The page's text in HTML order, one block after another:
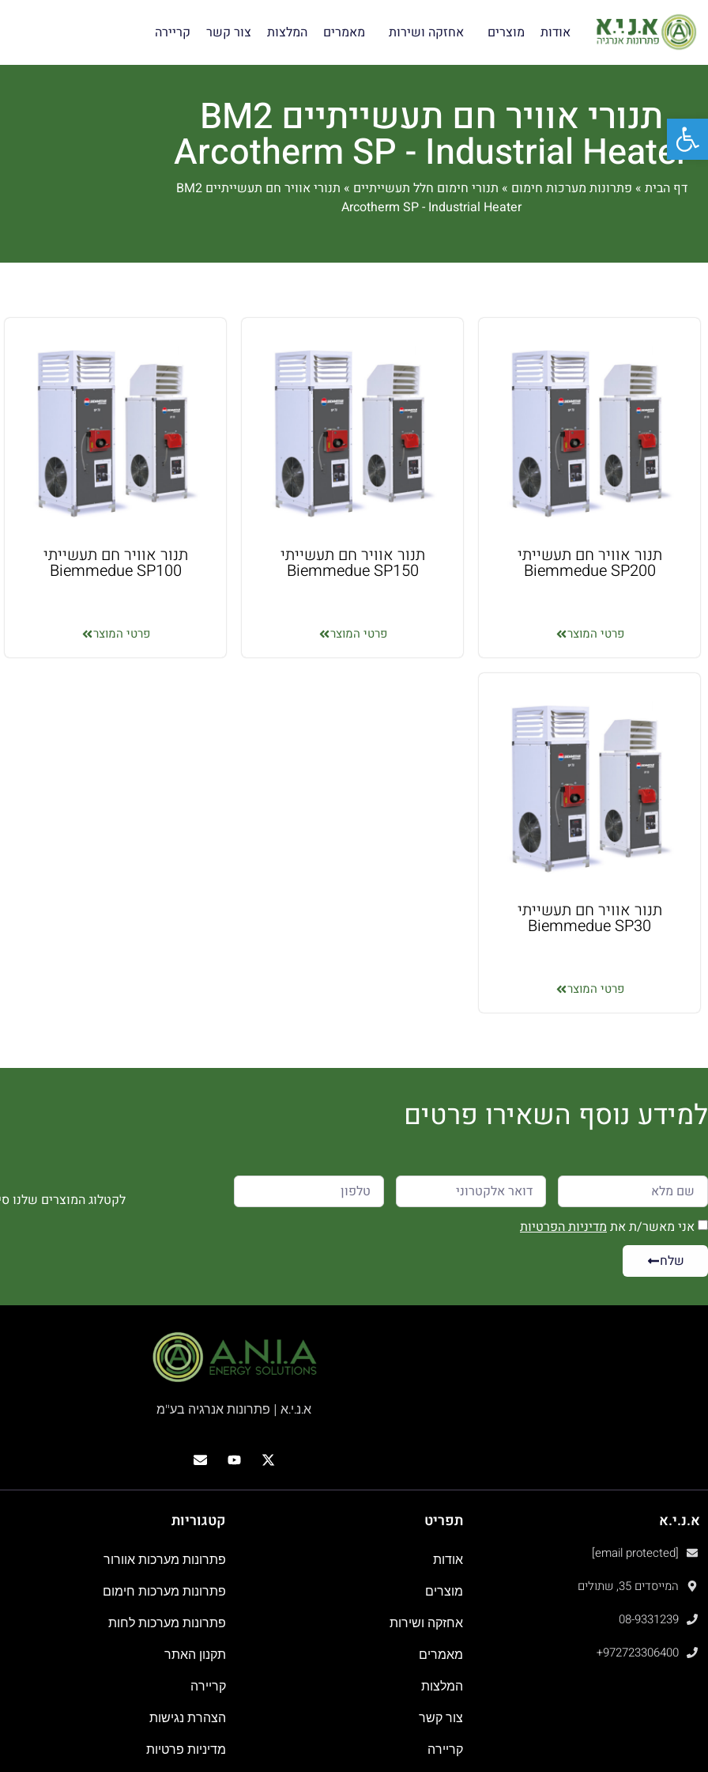
אודות מוצרים אחזקה ושירות מאמרים המלצות צור קשר קריירה
תנורי אוויר חם תעשייתיים BM2
Arcotherm SP - Industrial Heater
דף הבית » פתרונות מערכות חימום » תנורי חימום חלל תעשייתיים »
תנורי אוויר חם תעשייתיים BM2
Arcotherm SP - Industrial Heater
תנור אוויר חם תעשייתי
Biemmedue SP200
פרטי המוצר
תנור אוויר חם תעשייתי
Biemmedue SP150
פרטי המוצר
תנור אוויר חם תעשייתי
Biemmedue SP100
פרטי המוצר
תנור אוויר חם תעשייתי
Biemmedue SP30
פרטי המוצר
למידע נוסף השאירו פרטים
אני מאשר/ת את מדיניות הפרטיות
שלח
לקטלוג המוצרים שלנו
א.נ.י.א | פתרונות אנרגיה בע"מ
א.נ.י.א
[email protected]
המייסדים 35, שתולים
08-9331239
+972723306400
תפריט
אודות
מוצרים
אחזקה ושירות
מאמרים
המלצות
צור קשר
קריירה
קטגוריות
פתרונות מערכות אוורור
פתרונות מערכות חימום
פתרונות מערכות לחות
תקנון האתר
קריירה
הצהרת נגישות
מדיניות פרטיות
פתח סרגל נגישות